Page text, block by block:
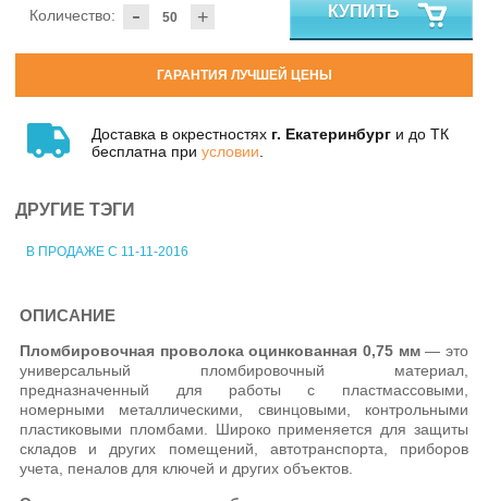
- +
Количество: КУПИТЬ
ГАРАНТИЯ ЛУЧШЕЙ ЦЕНЫ
Доставка в окрестностях г. Екатеринбург и до ТК
бесплатна при условии
ДРУГИЕ ТЭГИ
В ПРОДАЖЕ С 11-11-2016
ОПИСАНИЕ
Пломбировочная проволока оцинкованная 0,75 мм— это
универсальный пломбировочный материал,
предназначенный для работы с пластмассовыми,
номерными металлическими, свинцовыми, контрольными
пластиковыми пломбами. Широко применяется для защиты
складов и других помещений, автотранспорта, приборов
учета, пеналов для ключей и других объектов.